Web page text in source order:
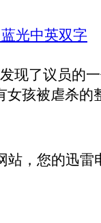
光中英双字
现了议员的
女孩被虐杀的
，您的迅雷